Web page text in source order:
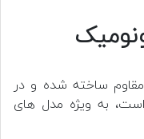
مقاوم ساخته شده و در
است، به ویژه مدل های